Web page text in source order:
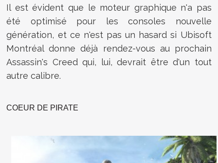
Il est évident que le moteur graphique n'a pas
été optimisé pour les consoles nouvelle
génération, et ce n'est pas un hasard si Ubisoft
Montréal donne déjà rendez-vous au prochain
Assassin's Creed qui, lui, devrait être d'un tout
autre calibre.
COEUR DE PIRATE